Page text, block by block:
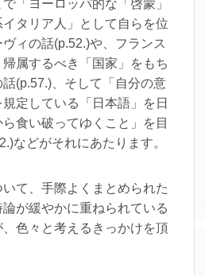
「ヨーロッパ的な「啓蒙」
タリア人」として自らを位
ィの話(p.52.)や、フランス
属するべき「国家」をもち
(p.57.)、そして「自分の意
定している「日本語」を日
食い破ってゆくこと」を目
などがそれにあたります。
て、手際よくまとめられた
が緩やかに重ねられている
色々と考えるきっかけを頂